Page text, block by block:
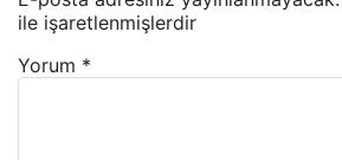
ile işaretlenmişlerdir
Yorum *